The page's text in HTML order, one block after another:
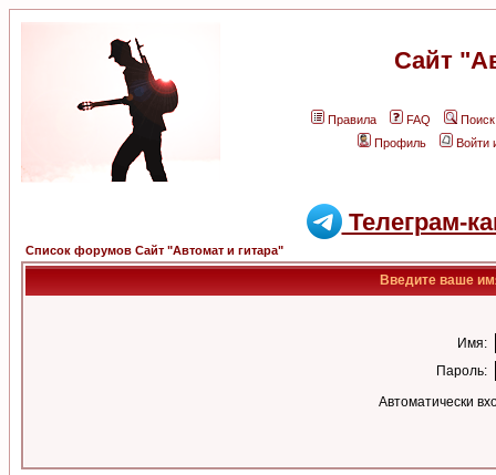
Сайт
Правила FAQ
Поиск
Профиль
Войти
Телеграм-
Список форумов Сайт "Автомат и гитара"
Введите ваше
Имя:
Пароль:
Автоматически